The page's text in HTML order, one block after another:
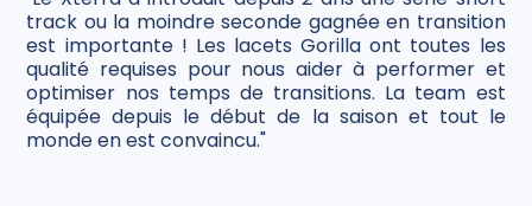
track ou la moindre seconde gagnée en transition
est importante ! Les lacets Gorilla ont toutes les
qualité requises pour nous aider à performer et
optimiser nos temps de transitions. La team est
équipée depuis le début de la saison et tout le
monde en est convaincu."